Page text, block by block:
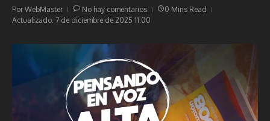
PorWebMaster No hay comentarios
0 Mins Read
Actualizado: 7 de diciembre de 2025 11:00